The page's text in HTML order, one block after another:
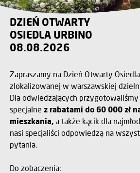
DZIEŃ OTWARTY
OSIEDLA URBINO
08.08.2026
Zapraszamy na Dzień Otwarty
zlokalizowanej w warszawskiej
Dla odwiedzających
specjalne z rabatami do 60 000 zł
mieszkania, a także kącik dla
nasi specjaliści odpowiedzą na
pytania.
Do zobaczenia: